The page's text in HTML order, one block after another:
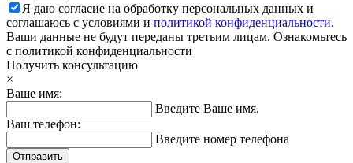
Я даю согласие на обработку персональных данных и
соглашаюсь с условиями и политикой конфиденциальности.
Ваши данные не будут переданы третьим лицам. Ознакомьтесь
с политикой конфиденциальности
Получить консультацию
×
Ваше имя:
Введите Ваше имя.
Ваш телефон:
Введите номер телефона
Отправить